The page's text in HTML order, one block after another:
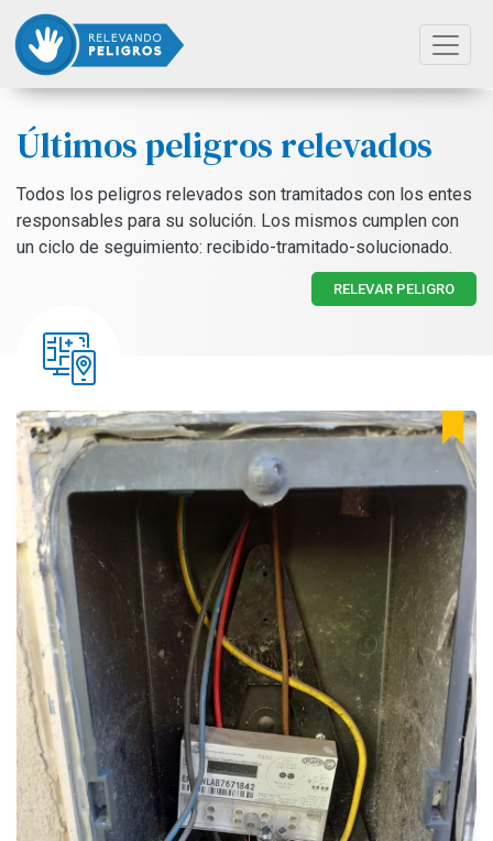
Últimos peligros relevados
Todos los peligros relevados son tramitados con los entes
responsables para su solución. Los mismos cumplen con
un ciclo de seguimiento: recibido-tramitado-solucionado.
RELEVAR PELIGRO